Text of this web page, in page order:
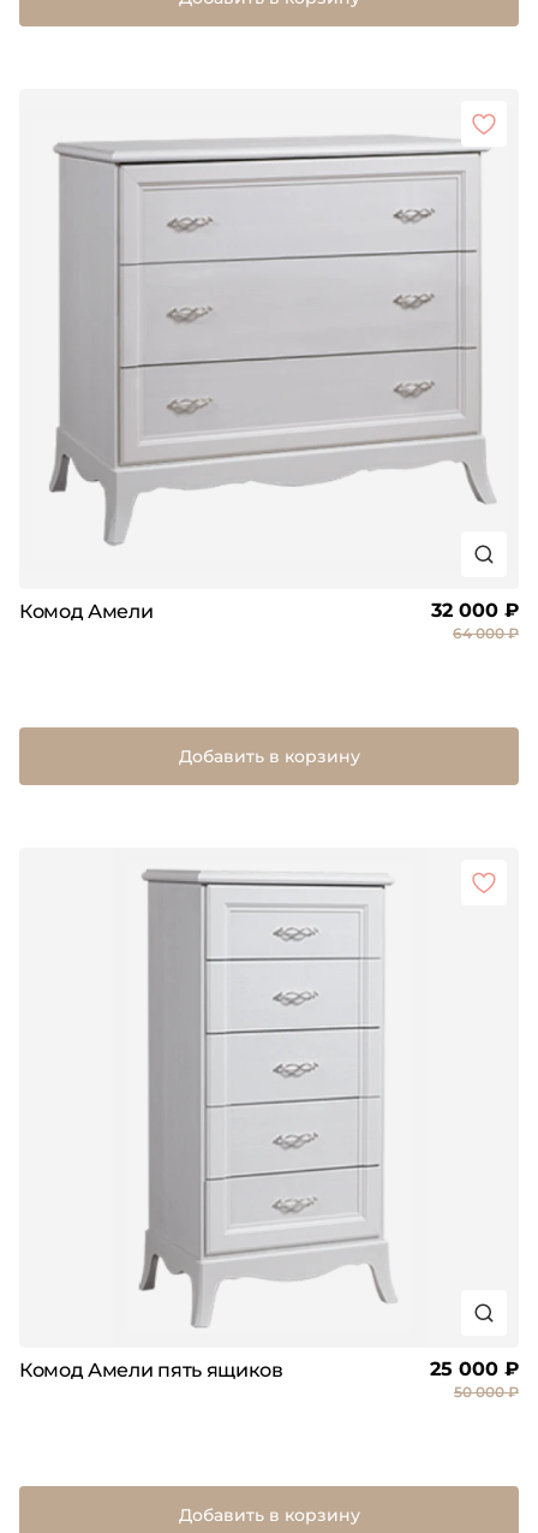
Комод Амели 32 000 ₽
64 000 ₽
Добавить в корзину
Комод Амели пять ящиков 25 000 ₽
50 000 ₽
Добавить в корзину